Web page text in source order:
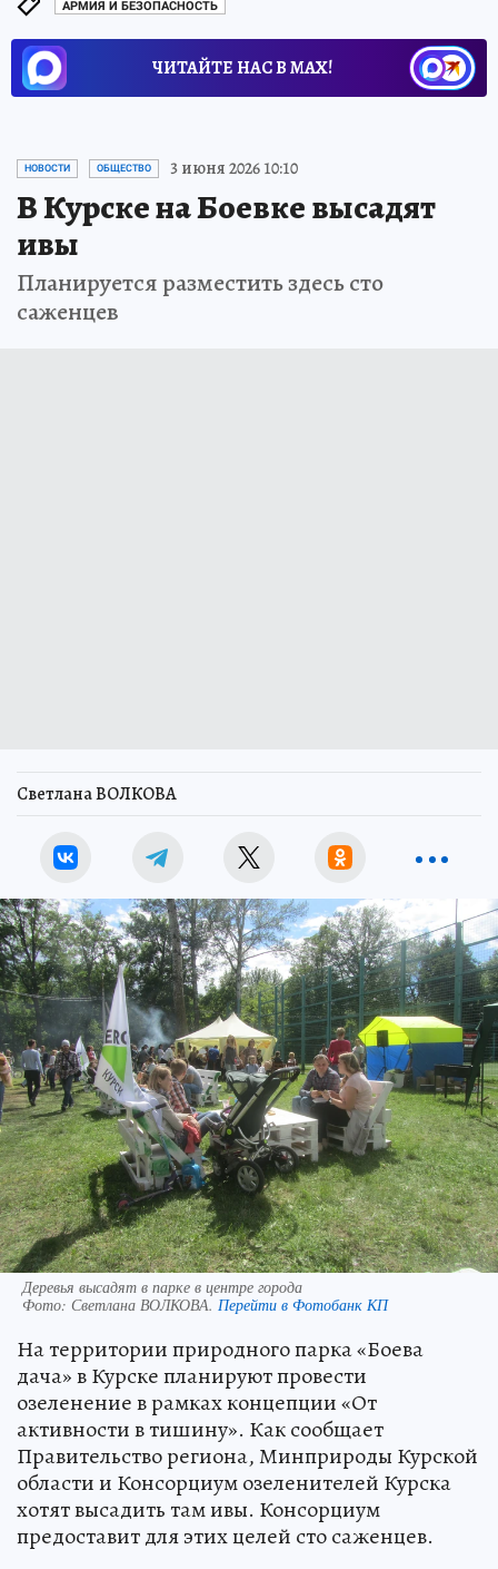
АРМИЯ И БЕЗОПАСНОСТЬ
ЧИТАЙТЕ НАС В МАХ!
НОВОСТИ ОБЩЕСТВО 3 июня 2026 10:10
В Курске на Боевке высадят
ивы
Планируется разместить здесь сто
саженцев
Светлана ВОЛКОВА
Деревья высадят в парке в центре города
Фото: Светлана ВОЛКОВА. Перейти в Фотобанк КП
На территории природного парка «Боева
дача» в Курске планируют провести
озеленение в рамках концепции «От
активности в тишину». Как сообщает
Правительство региона, Минприроды Курской
области и Консорциум озеленителей Курска
хотят высадить там ивы. Консорциум
предоставит для этих целей сто саженцев.